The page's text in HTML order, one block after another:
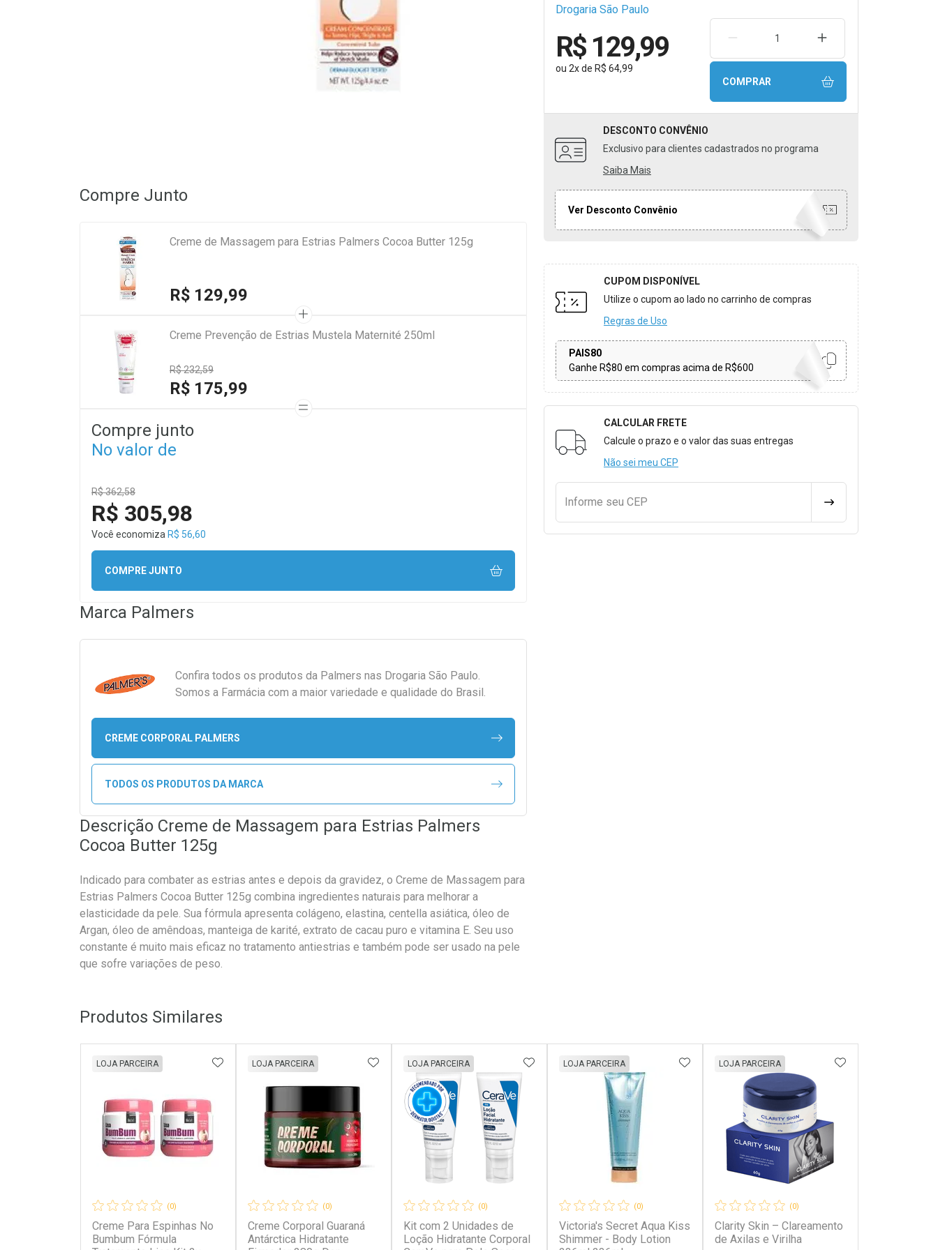
Drogaria São Paulo
R$ 129,99
ou 2xde R$ 64,99
REMOVER UMA UNIDADEAUMENTAR UMA
COMPRAR
DESCONTO CONVÊNIO
Exclusivo para clientes cadastrados no programa
Saiba Mais
Ver Desconto Convênio
CUPOM DISPONÍVEL
Utilize o cupom ao lado no carrinho de compras
Regras de Uso
PAIS80
Ganhe R$80 em compras acima de R$600
Formulário para Calcular o Frete
CALCULAR FRETE
Calcule o prazo e o valor das suas entregas
Não sei meu CEP
Informe seu CEP CALCULAR FRETE
Compre Junto
Creme de Massagem para Estrias Palmers Cocoa Butter 125g
R$ 129,99
Creme Prevenção de Estrias Mustela Maternité 250ml
R$ 232,59
R$ 175,99
Compre junto
No valor de
R$ 362,58
R$ 305,98
Você economiza R$ 56,60
COMPRE JUNTO
Marca Palmers
Confira todos os produtos da Palmers nas Drogaria São Paulo.
Somos a Farmácia com a maior variedade e qualidade do Brasil.
CREME CORPORAL PALMERS
TODOS OS PRODUTOS DA MARCA
Descrição Creme de Massagem para Estrias Palmers
Cocoa Butter 125g
Indicado para combater as estrias antes e depois da gravidez, o Creme de Massagem para
Estrias Palmers Cocoa Butter 125g combina ingredientes naturais para melhorar a
elasticidade da pele. Sua fórmula apresenta colágeno, elastina, centella asiática, óleo de
Argan, óleo de amêndoas, manteiga de karité, extrato de cacau puro e vitamina E. Seu uso
constante é muito mais eficaz no tratamento antiestrias e também pode ser usado na pele
que sofre variações de peso.
Produtos Similares
(0)
Creme Para Espinhas No
Bumbum Fórmula
LOJA PARCEIRA ADICIONAR AOS FAVORITOS
(0)
Creme Corporal Guaraná
Antárctica Hidratante
LOJA PARCEIRA ADICIONAR AOS FAVORITOS
(0)
Kit com 2 Unidades de
Loção Hidratante Corporal
LOJA PARCEIRA ADICIONAR AOS FAVORITOS
(0)
Victoria's Secret Aqua Kiss
Shimmer - Body Lotion
LOJA PARCEIRA ADICIONAR AOS FAVORITOS
(0)
Clarity Skin – Clareamento
de Axilas e Virilha
LOJA PARCEIRA ADICIONAR AOS